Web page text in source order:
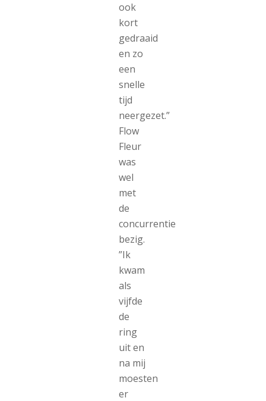
ook
kort
gedraaid
en zo
een
snelle
tijd
neergezet.”
Flow
Fleur
was
wel
met
de
concurrentie
bezig.
”Ik
kwam
als
vijfde
de
ring
uit en
na mij
moesten
er